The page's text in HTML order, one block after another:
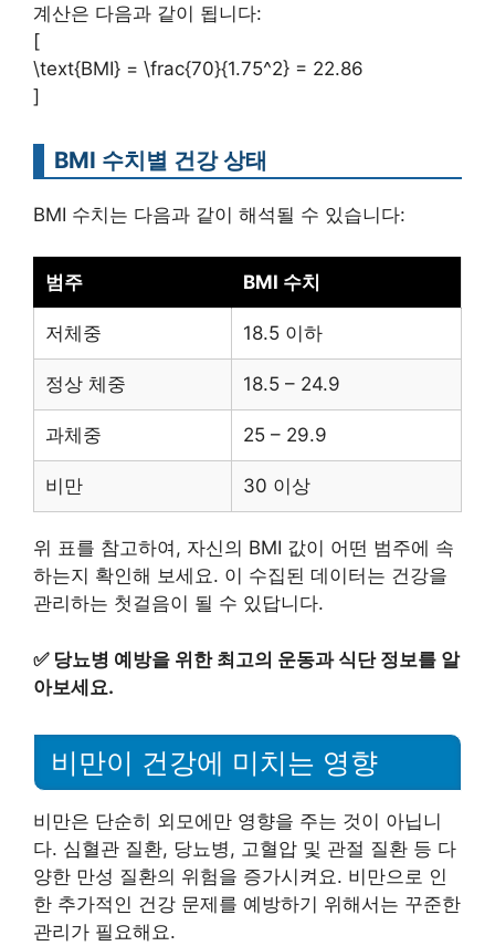
계산은 다음과 같이 됩니다:
[
\text{BMI} = \frac{70}{1.75^2} = 22.86
]
BMI 수치별 건강 상태
BMI 수치는 다음과 같이 해석될 수 있습니다:
범주 BMI 수치
저체중 18.5 이하
정상 체중 18.5 – 24.9
과체중 25 – 29.9
비만 30 이상
위 표를 참고하여, 자신의 BMI 값이 어떤 범주에 속
하는지 확인해 보세요. 이 수집된 데이터는 건강을
관리하는 첫걸음이 될 수 있답니다.
✅ 당뇨병 예방을 위한 최고의 운동과 식단 정보를 알
아보세요.
비만이 건강에 미치는 영향
비만은 단순히 외모에만 영향을 주는 것이 아닙니
다. 심혈관 질환, 당뇨병, 고혈압 및 관절 질환 등 다
양한 만성 질환의 위험을 증가시켜요. 비만으로 인
한 추가적인 건강 문제를 예방하기 위해서는 꾸준한
관리가 필요해요.